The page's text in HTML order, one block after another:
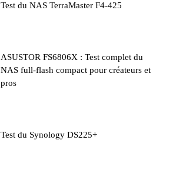
Test du NAS TerraMaster F4-425
ASUSTOR FS6806X : Test complet du
NAS full-flash compact pour créateurs et
pros
Test du Synology DS225+